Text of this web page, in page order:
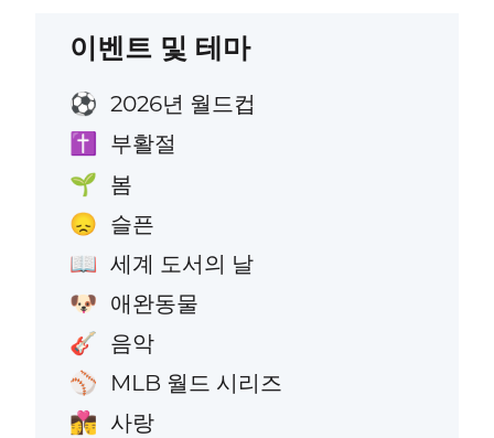
이벤트 및 테마
⚽ 2026년 월드컵
✝️ 부활절
🌱 봄
😞 슬픈
📖 세계 도서의 날
🐶 애완동물
🎸 음악
⚾ MLB 월드 시리즈
👩‍❤️‍💋‍👨 사랑